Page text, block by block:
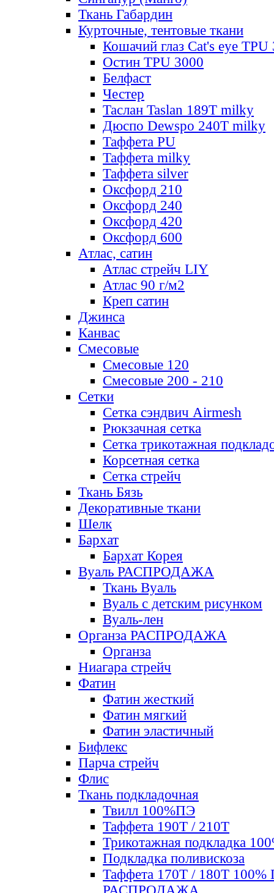
Ткань Габардин
Курточные, тентовые ткани
Кошачий глаз Cat's eye TPU
Остин TPU 3000
Белфаст
Честер
Таслан Taslan 189T milky
Дюспо Dewspo 240T milky
Таффета PU
Таффета milky
Таффета silver
Оксфорд 210
Оксфорд 240
Оксфорд 420
Оксфорд 600
Атлас, сатин
Атлас стрейч LIY
Атлас 90 г/м2
Креп сатин
Джинса
Канвас
Смесовые
Смесовые 120
Смесовые 200 - 210
Сетки
Сетка сэндвич Airmesh
Рюкзачная сетка
Сетка трикотажная
Корсетная сетка
Сетка стрейч
Ткань Бязь
Декоративные ткани
Шелк
Бархат
Бархат Корея
Вуаль РАСПРОДАЖА
Ткань Вуаль
Вуаль с детским рисунком
Вуаль-лен
Органза РАСПРОДАЖА
Органза
Ниагара стрейч
Фатин
Фатин жесткий
Фатин мягкий
Фатин элаcтичный
Бифлекс
Парча стрейч
Флис
Ткань подкладочная
Твилл 100%ПЭ
Таффета 190Т / 210Т
Трикотажная подкладка
Подкладка поливискоза
Таффета 170Т / 180Т 100%